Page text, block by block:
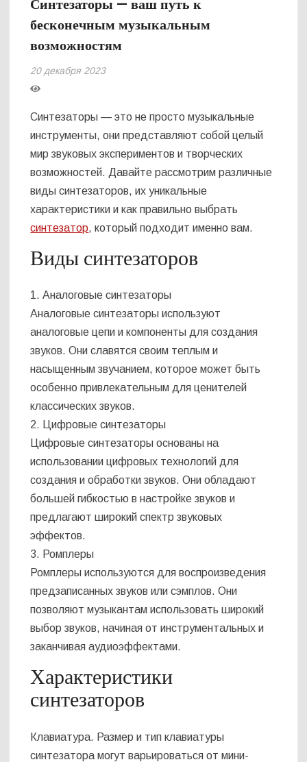
Синтезаторы — ваш путь к
бесконечным музыкальным
возможностям
20 декабря 2023
Синтезаторы — это не просто музыкальные
инструменты, они представляют собой целый
мир звуковых экспериментов и творческих
возможностей. Давайте рассмотрим различные
виды синтезаторов, их уникальные
характеристики и как правильно выбрать
синтезатор, который подходит именно вам.
Виды синтезаторов
1. Аналоговые синтезаторы
Аналоговые синтезаторы используют
аналоговые цепи и компоненты для создания
звуков. Они славятся своим теплым и
насыщенным звучанием, которое может быть
особенно привлекательным для ценителей
классических звуков.
2. Цифровые синтезаторы
Цифровые синтезаторы основаны на
использовании цифровых технологий для
создания и обработки звуков. Они обладают
большей гибкостью в настройке звуков и
предлагают широкий спектр звуковых
эффектов.
3. Ромплеры
Ромплеры используются для воспроизведения
предзаписанных звуков или сэмплов. Они
позволяют музыкантам использовать широкий
выбор звуков, начиная от инструментальных и
заканчивая аудиоэффектами.
Характеристики
синтезаторов
Клавиатура. Размер и тип клавиатуры
синтезатора могут варьироваться от мини-